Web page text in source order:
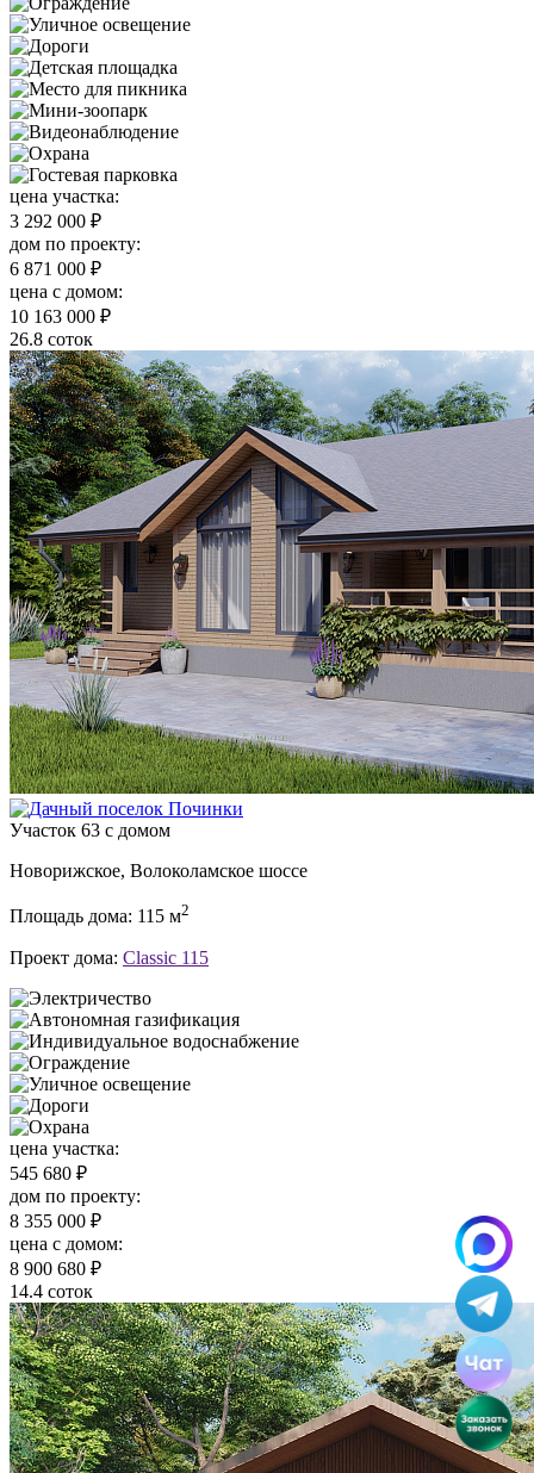
цена участка:
3 292 000 ₽
дом по проекту:
6 871 000 ₽
цена c домом:
10 163 000 ₽
26.8 соток
Участок 63 с домом
Новорижское, Волоколамское шоссе
Площадь дома: 115 м2
Проект дома: Classic 115
цена участка:
545 680 ₽
дом по проекту:
8 355 000 ₽
цена c домом:
8 900 680 ₽
14.4 соток